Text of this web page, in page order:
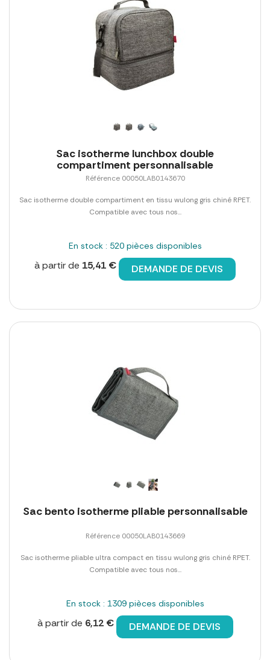
Sac isotherme lunchbox double
compartiment personnalisable
Référence 00050LAB0143670
Sac isotherme double compartiment en tissu wulong gris chiné RPET.
Compatible avec tous nos...
En stock : 520 pièces disponibles
à partir de 15,41 € DEMANDE DE DEVIS
Sac bento isotherme pliable personnalisable
Référence 00050LAB0143669
Sac isotherme pliable ultra compact en tissu wulong gris chiné RPET.
Compatible avec tous nos...
En stock : 1309 pièces disponibles
à partir de 6,12 € DEMANDE DE DEVIS